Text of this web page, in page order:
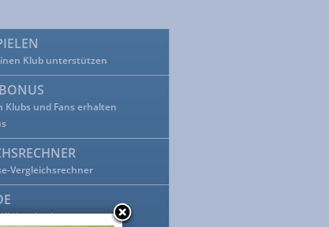
Klub unterstützen
Klubs und Fans erhalten
Vergleichsrechner
ein